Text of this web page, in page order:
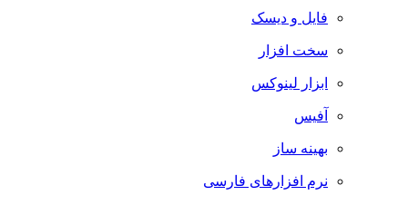
فایل و دیسک
سخت افزار
ابزار لینوکس
آفیس
بهینه ساز
نرم افزارهای فارسی